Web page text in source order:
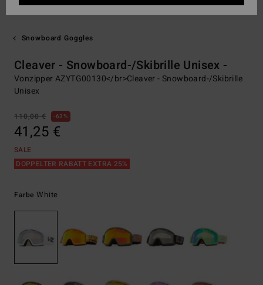
Snowboard Goggles
Cleaver - Snowboard-/Skibrille Unisex -
Vonzipper AZYTG00130</br>Cleaver - Snowboard-/Skibrille
Unisex
110,00 € 63%
41,25 €
SALE
DOPPELTER RABATT EXTRA 25%
FarbeWhite